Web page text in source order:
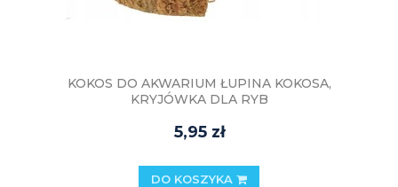
KOKOS DO AKWARIUM ŁUPINA KOKOSA,
KRYJÓWKA DLA RYB
5,95 zł
DO KOSZYKA